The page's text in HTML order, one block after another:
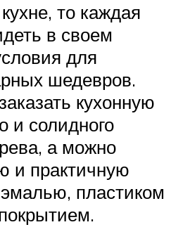
то каждая
в своем
для
шедевров.
кухонную
и солидного
а можно
и практичную
пластиком